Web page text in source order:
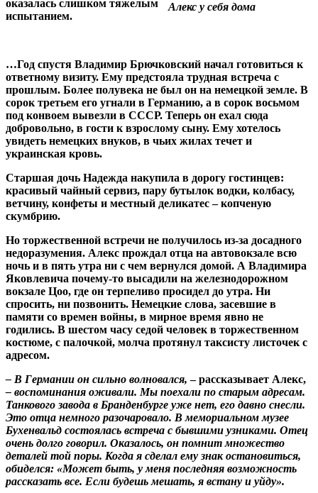
Алекс у себя дома
оказалась слишком тяжелым
испытанием.
…Год спустя Владимир Брючковский начал готовиться к
ответному визиту. Ему предстояла трудная встреча с
прошлым. Более полувека не был он на немецкой земле. В
сорок третьем его угнали в Германию, а в сорок восьмом
под конвоем вывезли в СССР. Теперь он ехал сюда
добровольно, в гости к взрослому сыну. Ему хотелось
увидеть немецких внуков, в чьих жилах течет и
украинская кровь.
Старшая дочь Надежда накупила в дорогу гостинцев:
красивый чайный сервиз, пару бутылок водки, колбасу,
ветчину, конфеты и местный деликатес – копченую
скумбрию.
Но торжественной встречи не получилось из-за досадного
недоразумения. Алекс прождал отца на автовокзале всю
ночь и в пять утра ни с чем вернулся домой. А Владимира
Яковлевича почему-то высадили на железнодорожном
вокзале Цоо, где он терпеливо просидел до утра. Ни
спросить, ни позвонить. Немецкие слова, засевшие в
памяти со времен войны, в мирное время явно не
годились. В шестом часу седой человек в торжественном
костюме, с палочкой, молча протянул таксисту листочек с
адресом.
– В Германии он сильно волновался,– рассказывает Алекс,
– воспоминания оживали. Мы поехали по старым адресам.
Танкового завода в Бранденбурге уже нет, его давно снесли.
Это отца немного разочаровало. В мемориальном музее
Бухенвальд состоялась встреча с бывшими узниками. Отец
очень долго говорил. Оказалось, он помнит множество
деталей той поры. Когда я сделал ему знак остановиться,
обиделся: «Может быть, у меня последняя возможность
рассказать все. Если будешь мешать, я встану и уйду».